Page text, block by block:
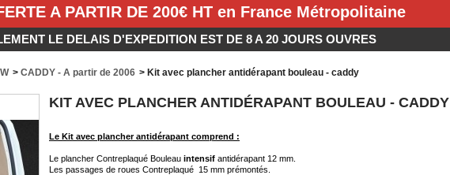
A PARTIR DE 200€ HT en France Métropolitaine
LE DELAIS D'EXPEDITION EST DE 8 A 20 JOURS OUVRES
> CADDY - A partir de 2006 > Kit avec plancher antidérapant bouleau - caddy
KIT AVEC PLANCHER ANTIDÉRAPANT BOULEAU - CADDY
Le Kit avec plancher antidérapant comprend :
Le plancher Contreplaqué Bouleau intensif antidérapant 12 mm.
Les passages de roues Contreplaqué 15 mm prémontés.